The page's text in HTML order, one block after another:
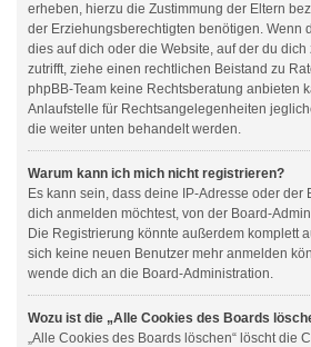
erheben, hierzu die Zustimmung der Eltern
der Erziehungsberechtigten benötigen. Wenn
dies auf dich oder die Website, auf der du
zutrifft, ziehe einen rechtlichen Beistand zu
phpBB-Team keine Rechtsberatung anbieten
Anlaufstelle für Rechtsangelegenheiten
die weiter unten behandelt werden.
Warum kann ich mich nicht registrieren?
Es kann sein, dass deine IP-Adresse oder der
dich anmelden möchtest, von der Board-
Die Registrierung könnte außerdem komplett
sich keine neuen Benutzer mehr anmelden
wende dich an die Board-Administration.
Wozu ist die „Alle Cookies des Boards
„Alle Cookies des Boards löschen“ löscht die